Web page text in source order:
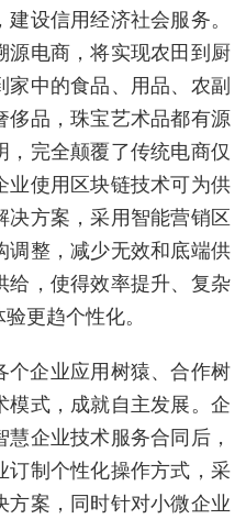
设信用经济社会服务。
源电商，将实现农田到厨
家中的食品、用品、农副
侈品，珠宝艺术品都有源
，完全颠覆了传统电商仅
业使用区块链技术可为供
决方案，采用智能营销区
调整，减少无效和底端供
给，使得效率提升、复杂
更趋个性化。
个企业应用树猿、合作树
模式，成就自主发展。企
企业技术服务合同后，
订制个性化操作方式，采
方案，同时针对小微企业